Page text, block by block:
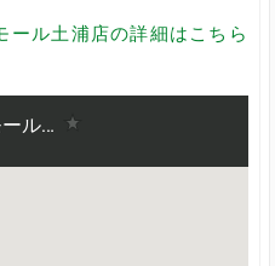
ル土浦店の詳細はこちら